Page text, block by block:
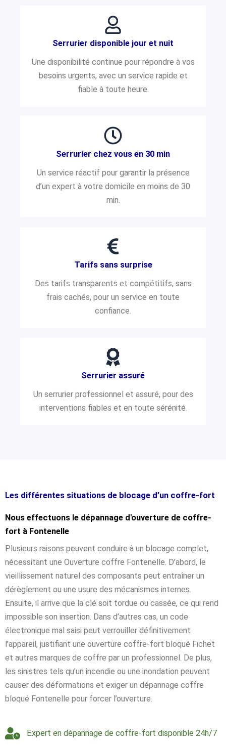
Serrurier disponible jour et nuit
Une disponibilité continue pour répondre à vos
besoins urgents, avec un service rapide et
fiable à toute heure.
Serrurier chez vous en 30 min
Un service réactif pour garantir la présence
d’un expert à votre domicile en moins de 30
min.
Tarifs sans surprise
Des tarifs transparents et compétitifs, sans
frais cachés, pour un service en toute
confiance.
Serrurier assuré
Un serrurier professionnel et assuré, pour des
interventions fiables et en toute sérénité.
Les différentes situations de blocage d’un coffre-fort
Nous effectuons le dépannage d'ouverture de coffre-
fort à Fontenelle
Plusieurs raisons peuvent conduire à un blocage complet,
nécessitant une Ouverture coffre Fontenelle. D’abord, le
vieillissement naturel des composants peut entraîner un
dérèglement ou une usure des mécanismes internes.
Ensuite, il arrive que la clé soit tordue ou cassée, ce qui rend
impossible son insertion. Dans d’autres cas, un code
électronique mal saisi peut verrouiller définitivement
l’appareil, justifiant une ouverture coffre-fort bloqué Fichet
et autres marques de coffre par un professionnel. De plus,
les sinistres tels qu’un incendie ou une inondation peuvent
causer des déformations et exiger un dépannage coffre
bloqué Fontenelle pour forcer l’ouverture.
Expert en dépannage de coffre-fort disponible 24h/7